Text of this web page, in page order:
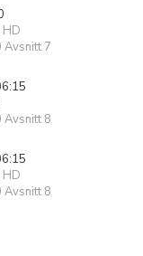
HD
Avsnitt 7
Avsnitt 8
HD
Avsnitt 8